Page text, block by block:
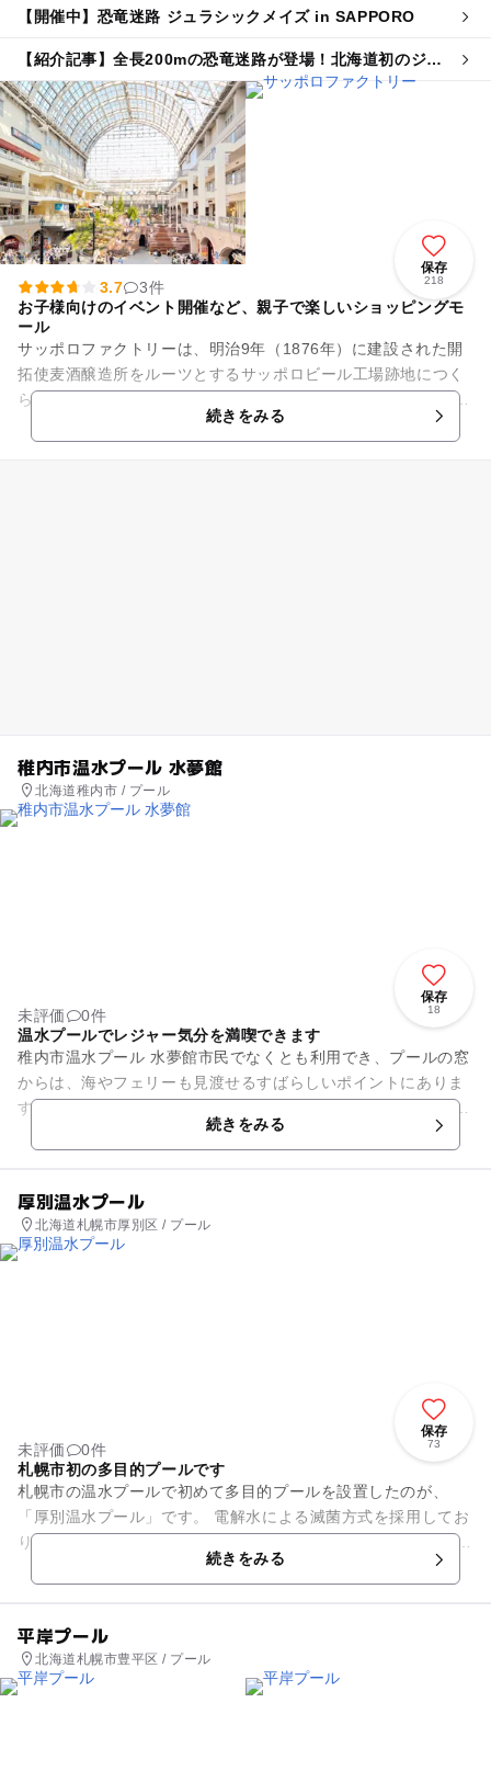
【開催中】恐竜迷路 ジュラシックメイズ in SAPPORO
【紹介記事】全長200mの恐竜迷路が登場！北海道初のジュ
ラシックメイズがサッポロファクトリーで
保存
218
3.7
3件
お子様向けのイベント開催など、親子で楽しいショッピングモ
ール
サッポロファクトリーは、明治9年（1876年）に建設された開
拓使麦酒醸造所をルーツとするサッポロビール工場跡地につく
られた大型複合商業施設です。 工場時代のレンガ建築や巨大ア
続きをみる
稚内市温水プール 水夢館
北海道稚内市 / プール
保存
18
未評価
0件
温水プールでレジャー気分を満喫できます
稚内市温水プール 水夢館市民でなくとも利用でき、プールの窓
からは、海やフェリーも見渡せるすばらしいポイントにありま
す。 館内には、レジャープールとしての流水プール、ウォータ
続きをみる
厚別温水プール
北海道札幌市厚別区 / プール
保存
73
未評価
0件
札幌市初の多目的プールです
札幌市の温水プールで初めて多目的プールを設置したのが、
「厚別温水プール」です。 電解水による滅菌方式を採用してお
り衛生面は万全です。 一般的な25メートルプールの他に子ども
続きをみる
平岸プール
北海道札幌市豊平区 / プール